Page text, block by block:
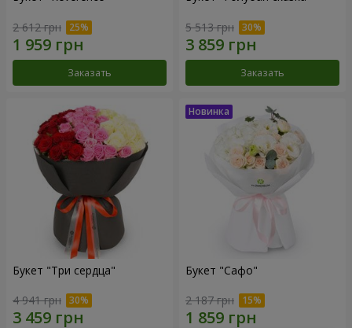
2 612 грн
Заказать
5 513 грн
Заказать
Букет "Три сердца"
4 941 грн
Букет "Сафо"
2 187 грн